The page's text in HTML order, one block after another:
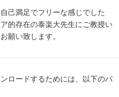
己満足でフリーな感じでした
的存在の泰楽大先生にご教授い
願い致します。
ロードするためには、以下のパ